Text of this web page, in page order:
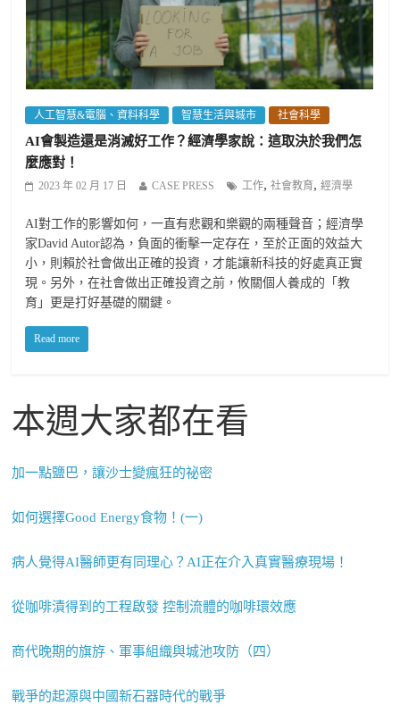
人工智慧&電腦、資料科學 智慧生活與城市 社會科學
AI會製造還是消滅好工作？經濟學家說：這取決於我們怎
麼應對！
2023 年 02 月 17 日 CASE PRESS 工作,社會教育,經濟學
AI對工作的影響如何，一直有悲觀和樂觀的兩種聲音；經濟學
家David Autor認為，負面的衝擊一定存在，至於正面的效益大
小，則賴於社會做出正確的投資，才能讓新科技的好處真正實
現。另外，在社會做出正確投資之前，攸關個人養成的「教
育」更是打好基礎的關鍵。
Read more
本週大家都在看
加一點鹽巴，讓沙士變瘋狂的祕密
如何選擇Good Energy食物！(一)
病人覺得AI醫師更有同理心？AI正在介入真實醫療現場！
從咖啡漬得到的工程啟發 控制流體的咖啡環效應
商代晚期的旗斿、軍事組織與城池攻防（四）
戰爭的起源與中國新石器時代的戰爭